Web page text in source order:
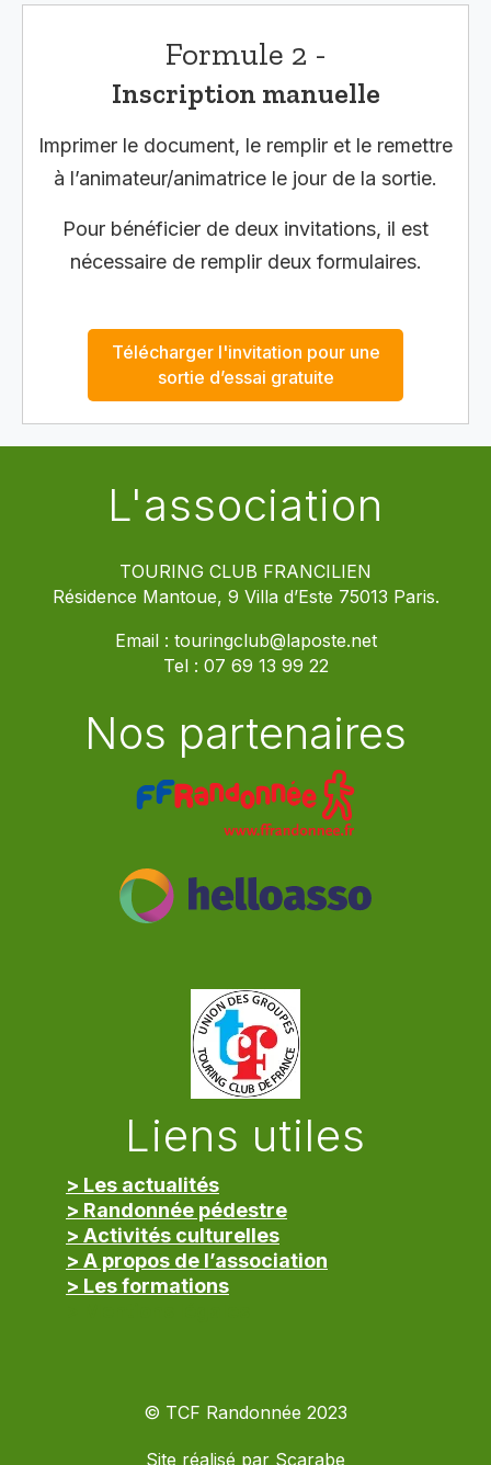
Formule 2 -
Inscription manuelle
Imprimer le document, le remplir et le remettre
à l’animateur/animatrice le jour de la sortie.
Pour bénéficier de deux invitations, il est
nécessaire de remplir deux formulaires.
Télécharger l'invitation pour une
sortie d’essai gratuite
L'association
TOURING CLUB FRANCILIEN
Résidence Mantoue, 9 Villa d’Este 75013 Paris.
Email : touringclub@laposte.net
Tel : 07 69 13 99 22
Nos partenaires
Liens utiles
> Les actualités
> Randonnée pédestre
> Activités culturelles
> A propos de l’association
> Les formations
© TCF Randonnée 2023
Site réalisé par Scarabe